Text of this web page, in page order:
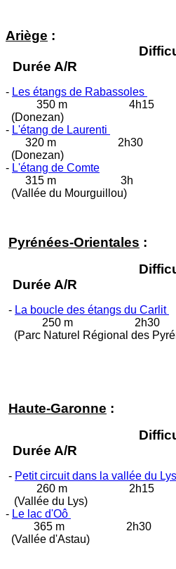
Ariège :
Durée A/R
- Les étangs de Rabassoles
350 m 4h15
(Donezan)
- L'étang de Laurenti
320 m 2h30
(Donezan)
- L'étang de Comte
315 m 3h
(Vallée du Mourguillou)
Pyrénées-Orientales :
Durée A/R
- La boucle des étangs du Carlit
250 m 2h30
(Parc Naturel Régional des
Haute-Garonne :
Durée A/R
- Petit circuit dans la vallée du Lys
260 m 2h15
(Vallée du Lys)
- Le lac d'Oô
365 m 2h30
(Vallée d'Astau)